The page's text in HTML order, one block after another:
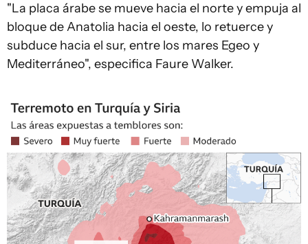
"La placa árabe se mueve hacia el norte y empuja al
bloque de Anatolia hacia el oeste, lo retuerce y
subduce hacia el sur, entre los mares Egeo y
Mediterráneo", especifica Faure Walker.